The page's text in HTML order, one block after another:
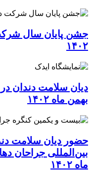
جشن پایان سال
۱۴۰۲
بهمن ماه ۱۴۰۲
حضور دیان سلامت
بین‌المللی جراحان
ماه ۱۴۰۲